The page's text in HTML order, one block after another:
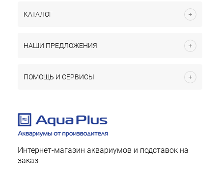
КАТАЛОГ
НАШИ ПРЕДЛОЖЕНИЯ
ПОМОЩЬ И СЕРВИСЫ
Интернет-магазин аквариумов и подставок на
заказ